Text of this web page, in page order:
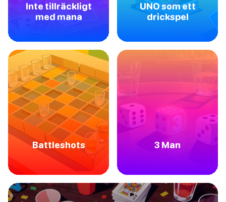
Inte tillräckligt
med mana
UNO som ett
drickspel
Battleshots 3 Man